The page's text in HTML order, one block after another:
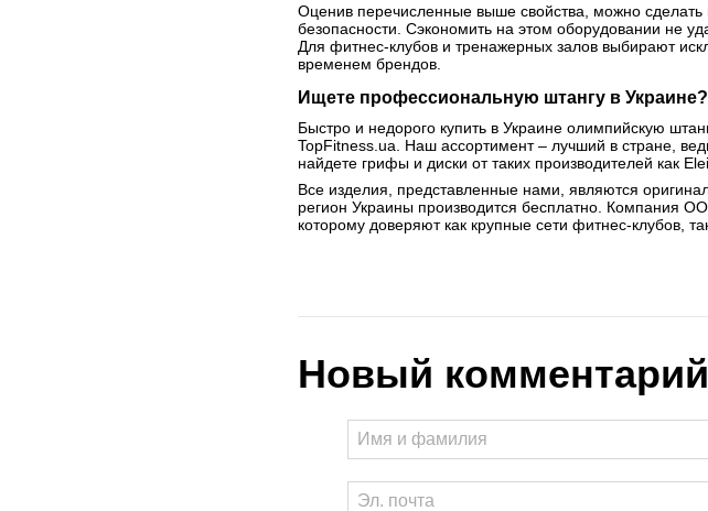
Оценив перечисленные выше свойства, можно сделать
безопасности. Сэкономить на этом оборудовании не
Для фитнес-клубов и тренажерных залов выбирают
временем брендов.
Ищете профессиональную штангу в Украине?
Быстро и недорого купить в Украине олимпийскую
TopFitness.ua. Наш ассортимент – лучший в стране,
найдете грифы и диски от таких производителей как
Все изделия, представленные нами, являются
регион Украины производится бесплатно. Компания
которому доверяют как крупные сети фитнес-клубов,
Новый комментарий